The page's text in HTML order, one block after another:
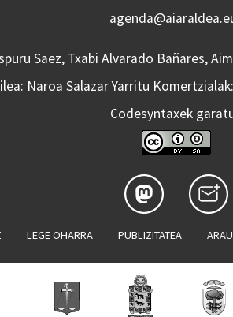
Saez, Txabi Alvarado Bañares,
Naroa Salazar Yarritu
Codesyntaxek
LEGE OHARRA PUBLIZITATEA